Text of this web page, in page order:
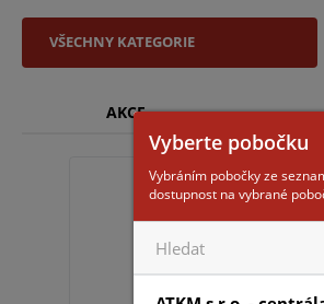
VŠECHNY KATEGORIE
AKCE
AWOP-625PP
Vyberte pobočku
Vybráním pobočky ze
dostupnost na vybrané